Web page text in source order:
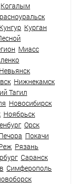
Когалым
Кунгур Курган
Миасс
Невьянск
Нижнекамск
Тагил
Новосибирск
Ноябрьск
Орск
Покачи
Рязань
Саранск
Симферополь